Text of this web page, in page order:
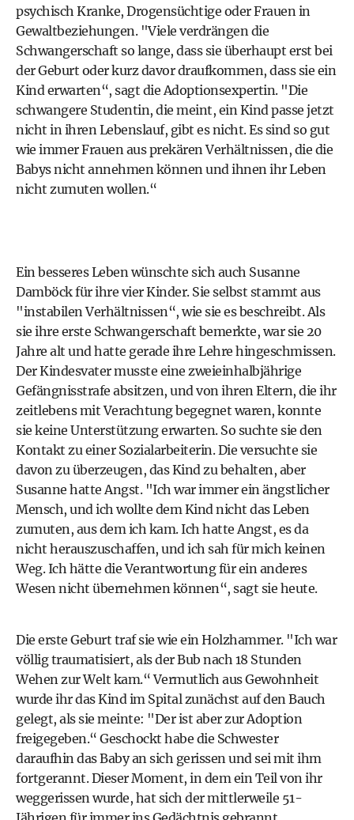
psychisch Kranke, Drogensüchtige oder Frauen in
Gewaltbeziehungen. "Viele verdrängen die
Schwangerschaft so lange, dass sie überhaupt erst bei
der Geburt oder kurz davor draufkommen, dass sie ein
Kind erwarten“, sagt die Adoptionsexpertin. "Die
schwangere Studentin, die meint, ein Kind passe jetzt
nicht in ihren Lebenslauf, gibt es nicht. Es sind so gut
wie immer Frauen aus prekären Verhältnissen, die die
Babys nicht annehmen können und ihnen ihr Leben
nicht zumuten wollen.“
Ein besseres Leben wünschte sich auch Susanne
Damböck für ihre vier Kinder. Sie selbst stammt aus
"instabilen Verhältnissen“, wie sie es beschreibt. Als
sie ihre erste Schwangerschaft bemerkte, war sie 20
Jahre alt und hatte gerade ihre Lehre hingeschmissen.
Der Kindesvater musste eine zweieinhalbjährige
Gefängnisstrafe absitzen, und von ihren Eltern, die ihr
zeitlebens mit Verachtung begegnet waren, konnte
sie keine Unterstützung erwarten. So suchte sie den
Kontakt zu einer Sozialarbeiterin. Die versuchte sie
davon zu überzeugen, das Kind zu behalten, aber
Susanne hatte Angst. "Ich war immer ein ängstlicher
Mensch, und ich wollte dem Kind nicht das Leben
zumuten, aus dem ich kam. Ich hatte Angst, es da
nicht herauszuschaffen, und ich sah für mich keinen
Weg. Ich hätte die Verantwortung für ein anderes
Wesen nicht übernehmen können“, sagt sie heute.
Die erste Geburt traf sie wie ein Holzhammer. "Ich war
völlig traumatisiert, als der Bub nach 18 Stunden
Wehen zur Welt kam.“ Vermutlich aus Gewohnheit
wurde ihr das Kind im Spital zunächst auf den Bauch
gelegt, als sie meinte: "Der ist aber zur Adoption
freigegeben.“ Geschockt habe die Schwester
daraufhin das Baby an sich gerissen und sei mit ihm
fortgerannt. Dieser Moment, in dem ein Teil von ihr
weggerissen wurde, hat sich der mittlerweile 51-